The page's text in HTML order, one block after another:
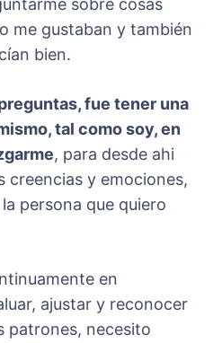
me gustaban y también
bien.
fue tener una
tal como soy, en
, para desde ahi
creencias y emociones,
persona que quiero
en
ajustar y reconocer
patrones, necesito